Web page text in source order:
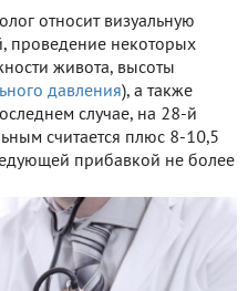
относит визуальную
проведение некоторых
живота, высоты
давления), а также
случае, на 28-й
считается плюс 8-10,5
прибавкой не более